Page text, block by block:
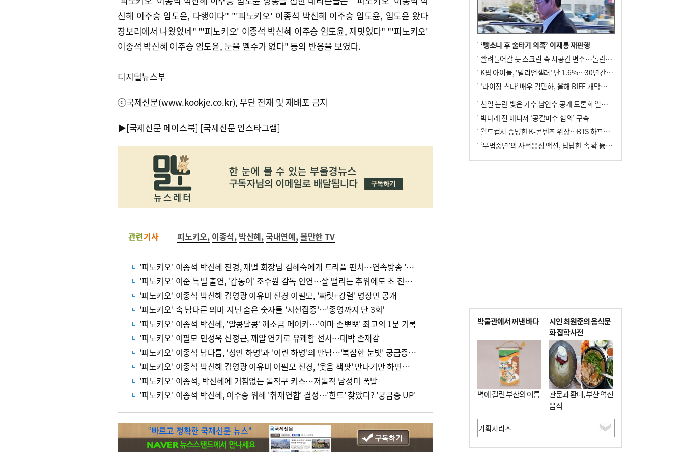
신혜 이주승 임도윤, 다행이다" "'피노키오' 이종석 박신혜 이주승 임도윤, 임도윤 왔다
장보리에서 나왔었네" "'피노키오' 이종석 박신혜 이주승 임도윤, 재밋었다" "'피노키오'
이종석 박신혜 이주승 임도윤, 눈을 뗄수가 없다" 등의 반응을 보였다.
디지털뉴스부
ⓒ국제신문(www.kookje.co.kr), 무단 전재 및 재배포 금지
▶[국제신문 페이스북] [국제신문 인스타그램]
관련기사 피노키오, 이종석, 박신혜,국내연예,볼만한 TV
'피노키오' 이종석 박신혜 진경, 재벌 회장님 김해숙에게 트리플 펀치…연속방송 '안방 강타'
'피노키오' 이준 특별 출연, '갑동이' 조수원 감독 인연…살 떨리는 추위에도 초 진지모드
'피노키오' 이종석 박신혜 김영광 이유비 진경 이필모, '짜릿+강렬' 명장면 공개
'피노키오' 속 남다른 의미 지닌 숨은 숫자들 '시선집중'…'종영까지 단 3회'
'피노키오' 이종석 박신혜, '알콩달콩' 깨소금 메이커…'이마 손뽀뽀' 최고의 1분 기록
'피노키오' 이필모 민성욱 신정근, 깨알 연기로 유쾌함 선사…대박 존재감
'피노키오' 이종석 남다름, '성인 하명'과 '어린 하명'의 만남…'복잡한 눈빛' 궁금증 UP
'피노키오' 이종석 박신혜 김영광 이유비 이필모 진경, '웃음 잭팟' 만나기만 하면…'훈훈'
'피노키오' 이종석, 박신혜에 거침없는 돌직구 키스…저돌적 남성미 폭발
'피노키오' 이종석 박신혜, 이주승 위해 '취재연합' 결성…'힌트' 찾았다? '궁금증 UP'
‘뺑소니 후 술타기 의혹’ 이재룡 재판행
빨려들어갈 듯 스크린 속 시공간 변주…놀란의 메시지는 ‘전쟁 속죄’
K팝 아이돌, '밀리언셀러' 단 1.6%…30년간 등장 1182개팀 전수조사
‘라이징 스타’ 배우 김민하, 올해 BIFF 개막식 사회자 확정
친일 논란 빚은 가수 남인수 공개 토론회 열린다.
박나래 전 매니저 ‘공갈미수 혐의’ 구속
월드컵서 증명한 K-콘텐츠 위상…BTS 하프타임쇼·정호연 트로피 세리머니
‘무법중년’의 사적응징 액션, 답답한 속 확 뚫어주네
박물관에서 꺼낸 바다
벽에 걸린 부산의 여름
시인 최원준의 음식문
화 잡학사전
관문과 환대, 부산 역전
음식